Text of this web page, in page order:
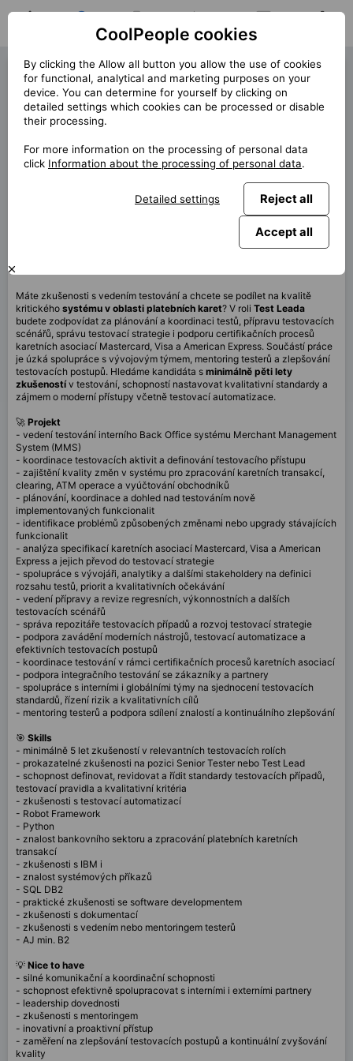
Job search My jobs Notifications Messages
Test Lead (42894)
« Back
Location
Praha
Start (lenght)
7/2026
Máte zkušenosti s vedením testování a chcete se podílet na kvalitě
kritického systému v oblasti platebních karet? V roli Test Leada
budete zodpovídat za plánování a koordinaci testů, přípravu testovacích
scénářů, správu testovací strategie i podporu certifikačních procesů
karetních asociací Mastercard, Visa a American Express. Součástí práce
je úzká spolupráce s vývojovým týmem, mentoring testerů a zlepšování
testovacích postupů. Hledáme kandidáta s minimálně pěti lety
zkušeností v testování, schopností nastavovat kvalitativní standardy a
zájmem o moderní přístupy včetně testovací automatizace.
🚀 Projekt
- vedení testování interního Back Office systému Merchant Management
System (MMS)
- koordinace testovacích aktivit a definování testovacího přístupu
- zajištění kvality změn v systému pro zpracování karetních transakcí,
clearing, ATM operace a vyúčtování obchodníků
- plánování, koordinace a dohled nad testováním nově
implementovaných funkcionalit
- identifikace problémů způsobených změnami nebo upgrady stávajících
funkcionalit
- analýza specifikací karetních asociací Mastercard, Visa a American
Express a jejich převod do testovací strategie
- spolupráce s vývojáři, analytiky a dalšími stakeholdery na definici
rozsahu testů, priorit a kvalitativních očekávání
- vedení přípravy a revize regresních, výkonnostních a dalších
testovacích scénářů
- správa repozitáře testovacích případů a rozvoj testovací strategie
- podpora zavádění moderních nástrojů, testovací automatizace a
efektivních testovacích postupů
- koordinace testování v rámci certifikačních procesů karetních asociací
- podpora integračního testování se zákazníky a partnery
- spolupráce s interními i globálními týmy na sjednocení testovacích
standardů, řízení rizik a kvalitativních cílů
- mentoring testerů a podpora sdílení znalostí a kontinuálního zlepšování
🎯 Skills
- minimálně 5 let zkušeností v relevantních testovacích rolích
- prokazatelné zkušenosti na pozici Senior Tester nebo Test Lead
- schopnost definovat, revidovat a řídit standardy testovacích případů,
testovací pravidla a kvalitativní kritéria
- zkušenosti s testovací automatizací
- Robot Framework
- Python
- znalost bankovního sektoru a zpracování platebních karetních
transakcí
- zkušenosti s IBM i
- znalost systémových příkazů
- SQL DB2
- praktické zkušenosti se software developmentem
- zkušenosti s dokumentací
- zkušenosti s vedením nebo mentoringem testerů
- AJ min. B2
💡 Nice to have
- silné komunikační a koordinační schopnosti
- schopnost efektivně spolupracovat s interními i externími partnery
- leadership dovednosti
- zkušenosti s mentoringem
- inovativní a proaktivní přístup
- zaměření na zlepšování testovacích postupů a kontinuální zvyšování
kvality
CoolPeople cookies
By clicking the Allow all button you allow the use of cookies
for functional, analytical and marketing purposes on your
device. You can determine for yourself by clicking on
detailed settings which cookies can be processed or disable
their processing.
For more information on the processing of personal data
click Information about the processing of personal data.
Detailed settings Reject all
Accept all